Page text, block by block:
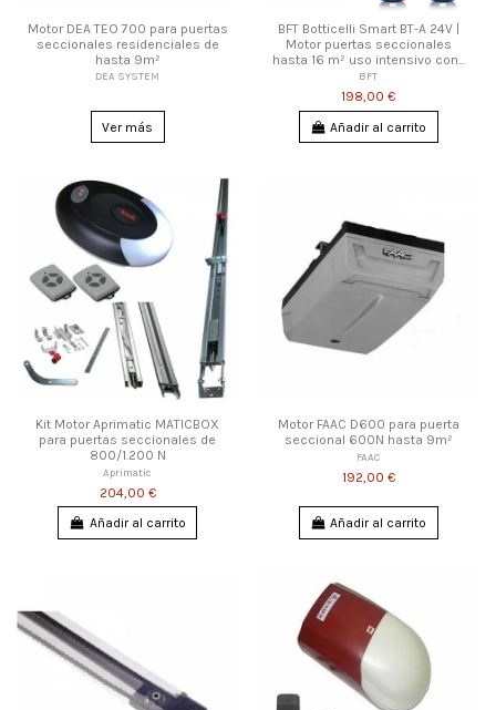
Motor DEA TEO 700 para puertas
seccionales residenciales de
hasta 9m²
DEA SYSTEM
Ver más
BFT Botticelli Smart BT-A 24V |
Motor puertas seccionales
hasta 16 m² uso intensivo con...
BFT
198,00 €
Añadir al carrito
Kit Motor Aprimatic MATICBOX
para puertas seccionales de
800/1.200 N
Aprimatic
204,00 €
Añadir al carrito
Motor FAAC D600 para puerta
seccional 600N hasta 9m²
FAAC
192,00 €
Añadir al carrito